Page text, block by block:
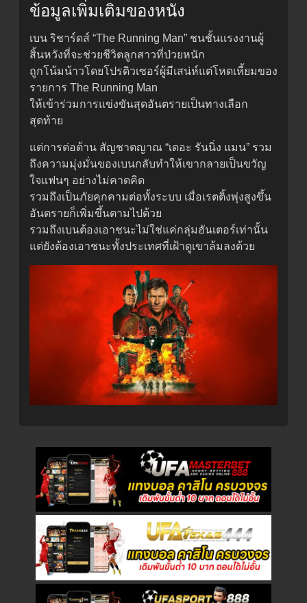
ข้อมูลเพิ่มเติมของหนัง
เบน ริชาร์ดส์ “The Running Man” ชนชั้นแรงงานผู้
สิ้นหวังที่จะช่วยชีวิตลูกสาวที่ป่วยหนัก
ถูกโน้มน้าวโดยโปรดิวเซอร์ผู้มีเสน่ห์แต่โหดเหี้ยมของ
รายการ The Running Man
ให้เข้าร่วมการแข่งขันสุดอันตรายเป็นทางเลือก
สุดท้าย
แต่การต่อต้าน สัญชาตญาณ “เดอะ รันนิ่ง แมน” รวม
ถึงความมุ่งมั่นของเบนกลับทำให้เขากลายเป็นขวัญ
ใจแฟนๆ อย่างไม่คาดคิด
รวมถึงเป็นภัยคุกคามต่อทั้งระบบ เมื่อเรตติ้งพุ่งสูงขึ้น
อันตรายก็เพิ่มขึ้นตามไปด้วย
รวมถึงเบนต้องเอาชนะไม่ใช่แค่กลุ่มฮันเตอร์เท่านั้น
แต่ยังต้องเอาชนะทั้งประเทศที่เฝ้าดูเขาล้มลงด้วย